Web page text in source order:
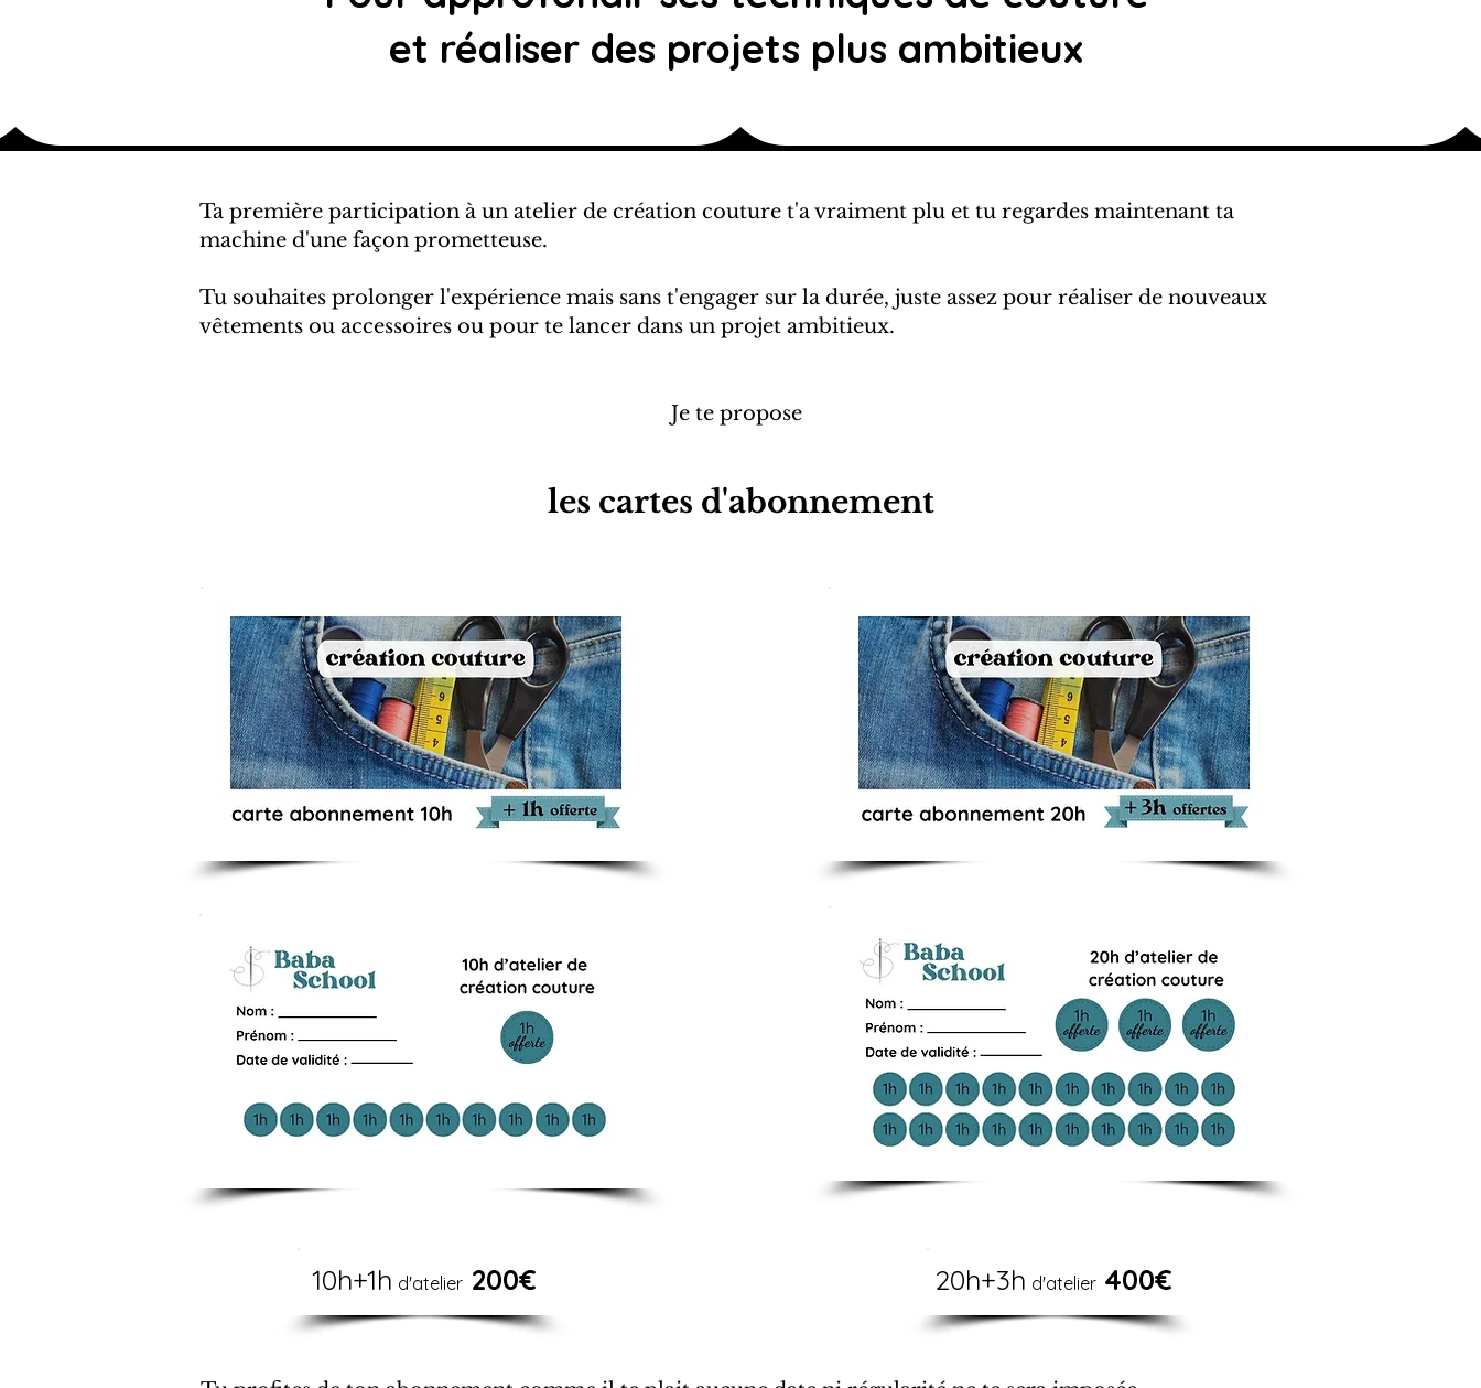
et réaliser des projets plus ambitieux
Ta première participation à un atelier de création couture t'a vraiment plu et tu regardes maintenant ta
machine d'une façon prometteuse.
Tu souhaites prolonger l'expérience mais sans t'engager sur la durée, juste assez pour réaliser de nouveaux
vêtements ou accessoires ou pour te lancer dans un projet ambitieux.
Je te propose
les cartes d'abonnement
10h+1h d'atelier 200€ 20h+3h d'atelier 400€